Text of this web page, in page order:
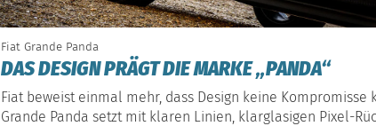
Fiat Grande Panda
DAS DESIGN PRÄGT DIE MARKE „PANDA“
Fiat beweist einmal mehr, dass Design keine Kompromisse
Grande Panda setzt mit klaren Linien, klarglasigen Pixel-